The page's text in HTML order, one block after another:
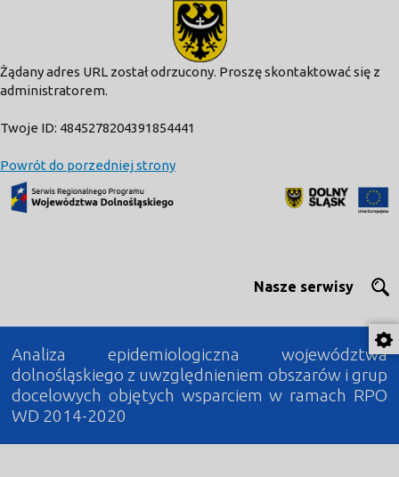
Żądany adres URL został odrzucony. Proszę skontaktować się z
administratorem.
Twoje ID: 4845278204391854441
Powrót do porzedniej strony
Nasze serwisy
Analiza epidemiologiczna województwa
dolnośląskiego z uwzględnieniem obszarów i grup
docelowych objętych wsparciem w ramach RPO
WD 2014-2020
modal-check